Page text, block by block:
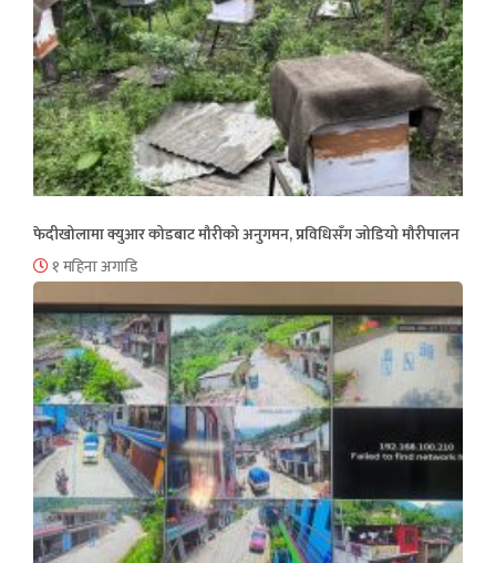
फेदीखोलामा क्युआर कोडबाट मौरीको अनुगमन, प्रविधिसँग जोडियो मौरीपालन
१ महिना अगाडि